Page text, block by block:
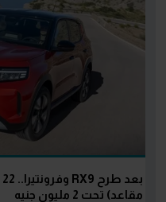
مقاعد) تحت 2 مليون جنيه